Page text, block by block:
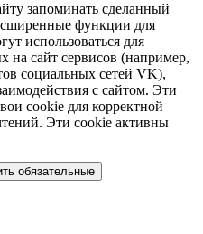
запоминать сделанный
функции для
использоваться для
на сайт сервисов (например,
социальных сетей VK),
с сайтом. Эти
cookie для корректной
Эти cookie активны
обязательные